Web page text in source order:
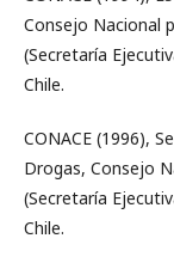
Consejo Nacional
(Secretaría
Chile.
CONACE (1996),
Drogas, Consejo
(Secretaría
Chile.